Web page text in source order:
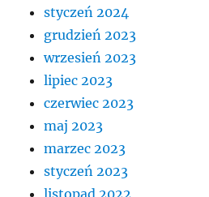
styczeń 2024
grudzień 2023
wrzesień 2023
lipiec 2023
czerwiec 2023
maj 2023
marzec 2023
styczeń 2023